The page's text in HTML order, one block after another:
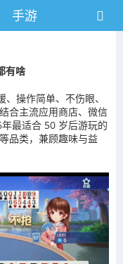
手游
有啥
操作简单、不伤眼、
合主流应用商店、微信
最适合 50 岁后游玩的
品类，兼顾趣味与益